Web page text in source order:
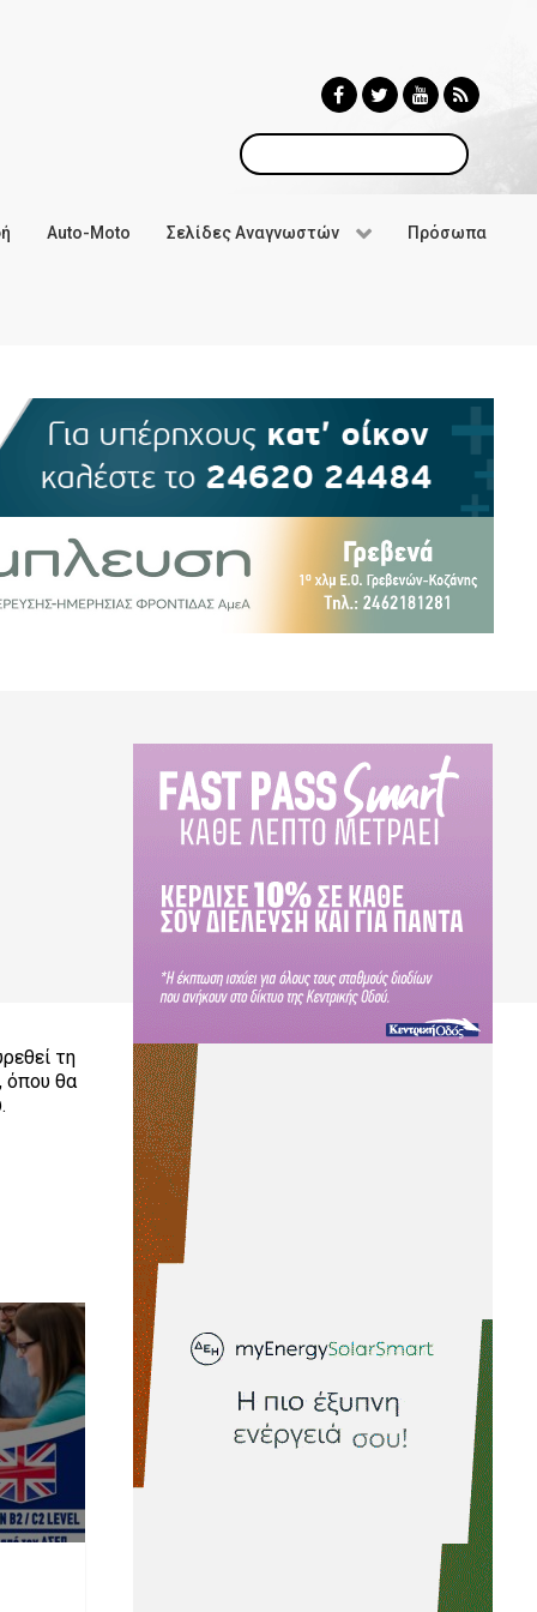
Αναζήτηση
Auto-Moto Σελίδες Αναγνωστών Πρόσωπα
τη
όπου θα